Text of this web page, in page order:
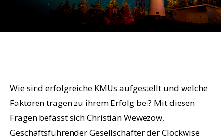
Wie sind erfolgreiche KMUs aufgestellt und welche
Faktoren tragen zu ihrem Erfolg bei? Mit diesen
Fragen befasst sich Christian Wewezow,
Geschäftsführender Gesellschafter der Clockwise